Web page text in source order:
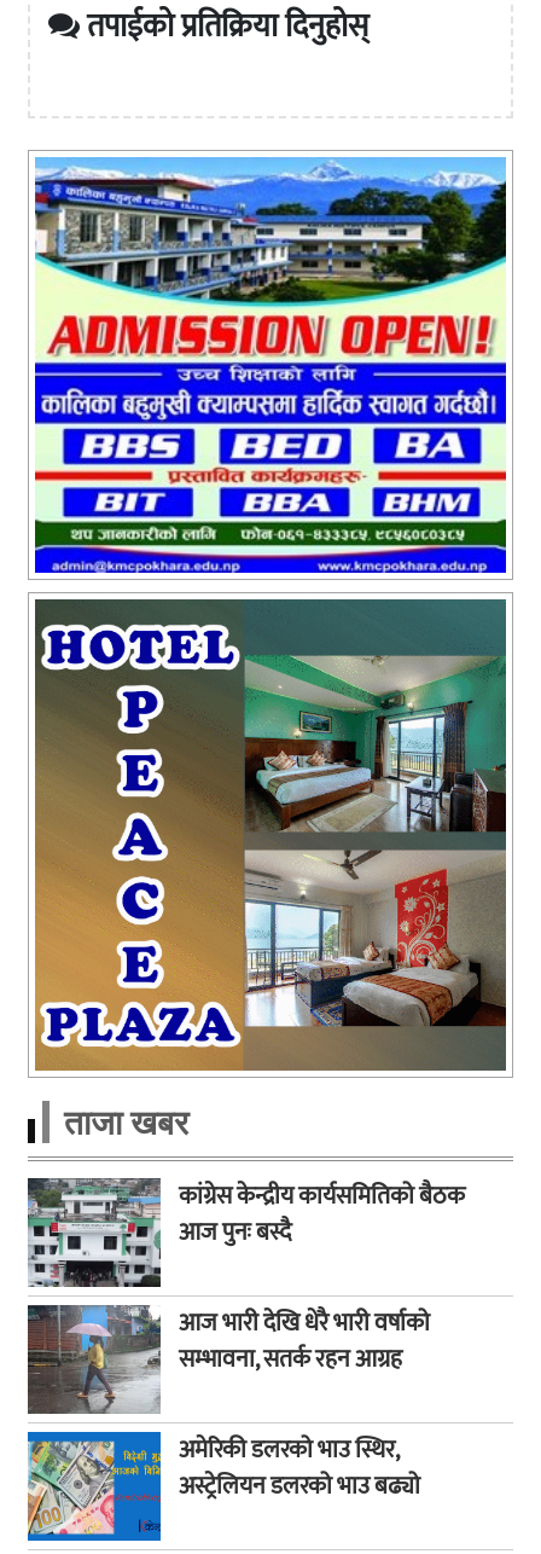
तपाईको प्रतिक्रिया दिनुहोस्
ताजा खबर
कांग्रेस केन्द्रीय कार्यसमितिको बैठक
आज पुनः बस्दै
आज भारी देखि धेरै भारी वर्षाको
सम्भावना, सतर्क रहन आग्रह
अमेरिकी डलरको भाउ स्थिर,
अस्ट्रेलियन डलरको भाउ बढ्यो